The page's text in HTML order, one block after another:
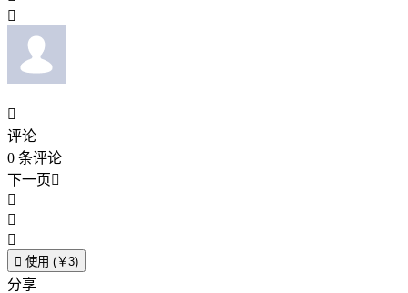


评论
0 条评论
下一页



 使用 (￥3)
分享